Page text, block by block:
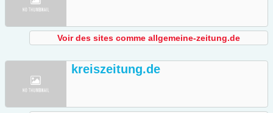
Voir des sites comme allgemeine-zeitung.de
kreiszeitung.de